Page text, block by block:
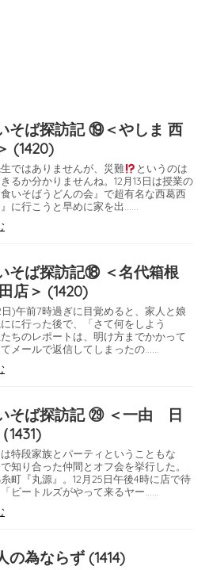
そば探訪記 ⑲＜やしま 西
(1420)
ではありませんが、災難
というのは
るか分かりませんね。12月13日は授業の
いそばうどんの会』で超有名な西葛西
に行こうと早めに家を出……
そば探訪記⑱ ＜名代箱根
店＞ (1420)
日)午前7時過ぎに目覚めると、家人と娘
に行った後で、「さて何をしよう
ちのレポートは、明け方までかかって
メールで返信してしまったの……
そば探訪記 ㉙ ＜一由 日
1431)
特段家族とパーティということもな
知り合った仲間とオフ会を挙行した。
町『丸源』。12月25日午後4時に店で待
ビートルズがやって来るヤー……
の為ならず (1414)